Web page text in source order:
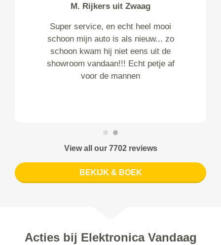
M. Rijkers uit Zwaag
Super service, en echt heel mooi
schoon mijn auto is als nieuw... zo
schoon kwam hij niet eens uit de
showroom vandaan!!! Echt petje af
voor de mannen
View all our 7702 reviews
BEKIJK & BOEK
Acties bij Elektronica Vandaag